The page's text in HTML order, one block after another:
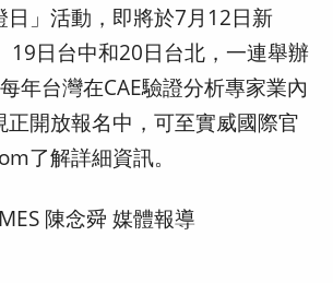
日」活動，即將於7月12日新
19日台中和20日台北，一連舉辦
年台灣在CAE驗證分析專家業內
開放報名中，可至實威國際官
了解詳細資訊。
陳念舜 媒體報導